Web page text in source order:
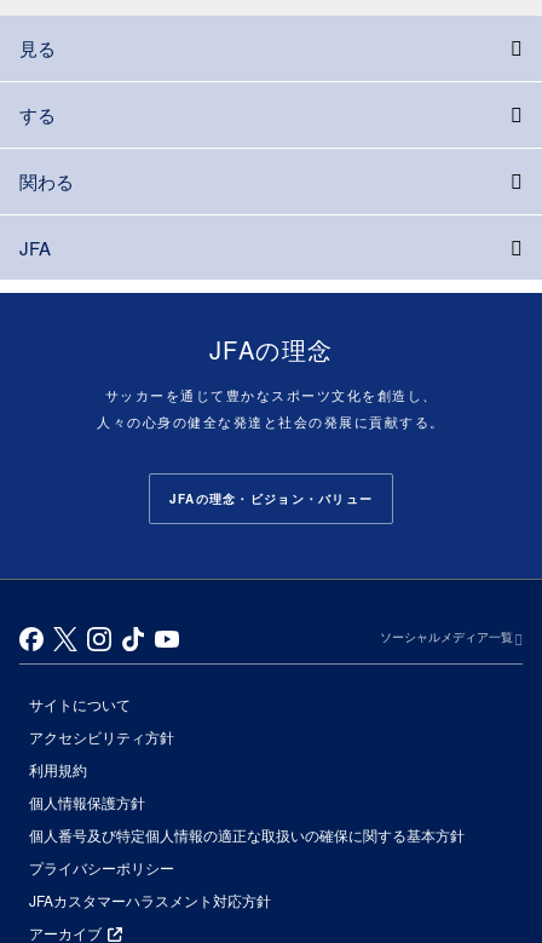
見る
する
関わる
JFA
JFAの理念
サッカーを通じて豊かなスポーツ文化を創造し、
人々の心身の健全な発達と社会の発展に貢献する。
JFAの理念・ビジョン・バリュー
ソーシャルメディア一覧
サイトについて
アクセシビリティ方針
利用規約
個人情報保護方針
個人番号及び特定個人情報の適正な取扱いの確保に関する基本方針
プライバシーポリシー
JFAカスタマーハラスメント対応方針
アーカイブ